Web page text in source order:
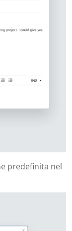
predefinita nel